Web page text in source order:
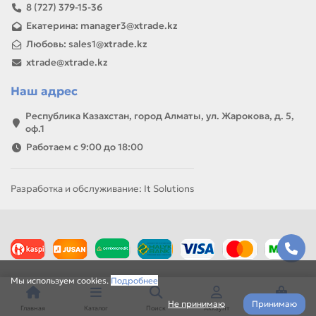
Мы используем cookies. Подробнее
Не принимаю Принимаю
8 (727) 379-15-36
Екатерина: manager3@xtrade.kz
Любовь: sales1@xtrade.kz
xtrade@xtrade.kz
Наш адрес
Республика Казахстан, город Алматы, ул. Жарокова, д. 5,
оф.1
Работаем с 9:00 до 18:00
Разработка и обслуживание: It Solutions
Главная Каталог Поиск Аккаунт Корзина